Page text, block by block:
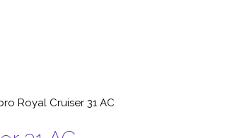
Royal Cruiser 31 AC